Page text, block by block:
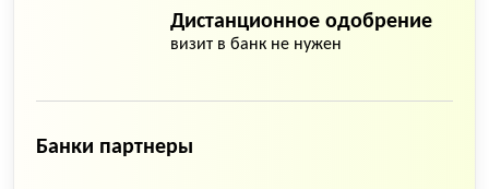
Дистанционное одобрение
визит в банк не нужен
Банки партнеры